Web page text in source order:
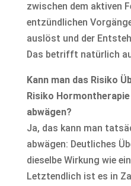
zwischen dem aktiven
entzündlichen
auslöst und der
Das betrifft natürlich
Kann man das Risiko
Risiko
abwägen?
Ja, das kann man
abwägen: Deutliches
dieselbe Wirkung wie
Letztendlich ist es in